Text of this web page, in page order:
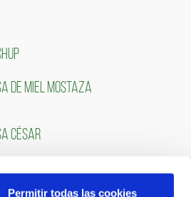
Permitir todas las cookies
DE MIEL MOSTAZA
CÉSAR